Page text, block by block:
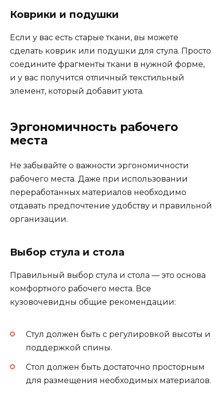
Коврики и подушки
Если у вас есть старые ткани, вы можете
сделать коврик или подушки для стула. Просто
соедините фрагменты ткани в нужной форме,
и у вас получится отличный текстильный
элемент, который добавит уюта.
Эргономичность рабочего
места
Не забывайте о важности эргономичности
рабочего места. Даже при использовании
переработанных материалов необходимо
отдавать предпочтение удобству и правильной
организации.
Выбор стула и стола
Правильный выбор стула и стола — это основа
комфортного рабочего места. Все
кузовочевидны общие рекомендации:
Стул должен быть с регулировкой высоты и
поддержкой спины.
Стол должен быть достаточно просторным
для размещения необходимых материалов.